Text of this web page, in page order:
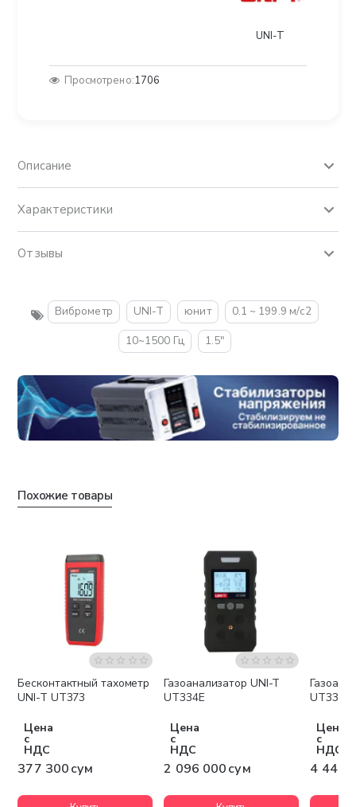
UNI-T
Просмотрено:1706
Описание
Характеристики
Отзывы
Виброметр UNI-T юнит
0.1 ~ 199.9 м/с2
10~1500 Гц
1.5"
Похожие товары
Бесконтактный тахометр
UNI-T UT373
Цена
с
НДС
377 300 сум
Бесплатная доставка
Газоанализатор UNI-T
UT334E
Цена
с
НДС
2 096 000 сум
UT334F
Цена
с
НДС
4 443